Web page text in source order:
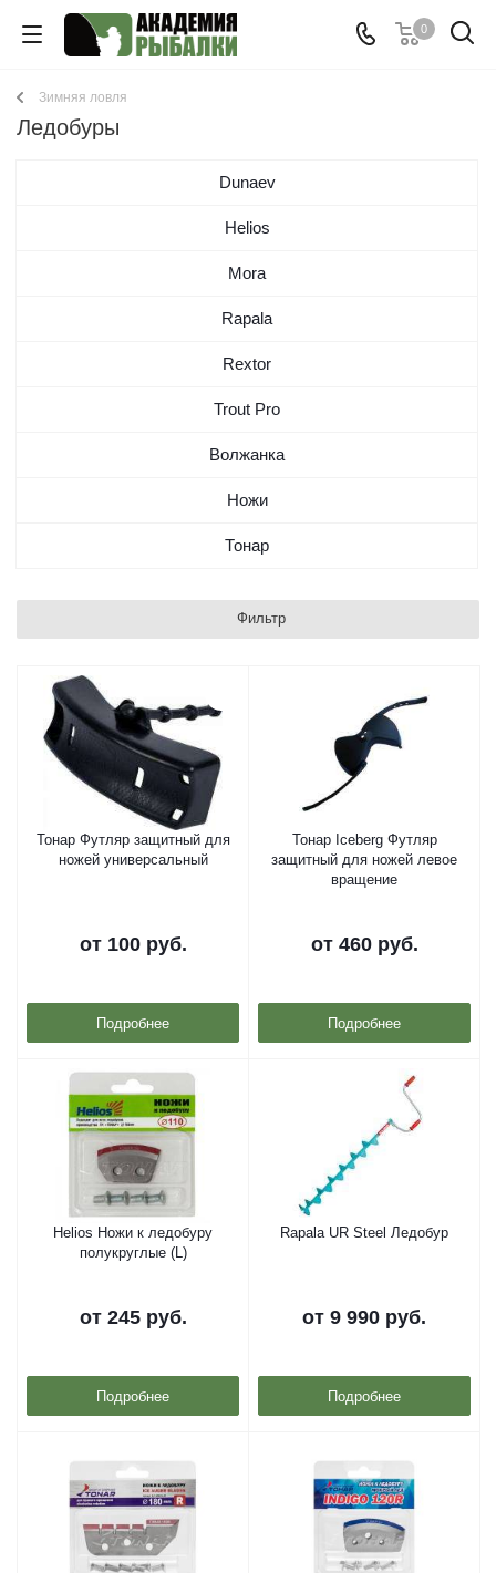
0
Зимняя ловля
Ледобуры
Dunaev
Helios
Mora
Rapala
Rextor
Trout Pro
Волжанка
Ножи
Тонар
Фильтр
Тонар Футляр защитный для
ножей универсальный
от 100 руб.
Подробнее
Тонар Iceberg Футляр
защитный для ножей левое
вращение
от 460 руб.
Подробнее
Helios Ножи к ледобуру
полукруглые (L)
от 245 руб.
Подробнее
Rapala UR Steel Ледобур
от 9 990 руб.
Подробнее